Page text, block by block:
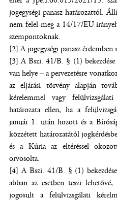
jogegységi panasz határozattól.
nem felel meg a 14/17/EU
szempontoknak.
[2] A jogegységi panasz
[3] A Bszi. 41/B. § (1) bekezdése
van helye – a pervezetésre
az eljárási törvény alapján
kérelemmel vagy
határozata ellen, ha a
január 1. után hozott és a
közzétett határozatától
és a Kúria az eltéréssel
orvosolta.
[4] A Bszi. 41/B. § (1) bekezdése
abban az esetben teszi
jogosult a felülvizsgálati